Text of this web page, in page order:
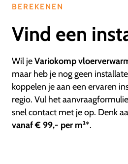
BEREKENEN
Vind een
Wil jeVariokomp
maar heb je nog geen
koppelen je aan een ervaren
regio. Vul het
snel contact met je op. Denk
vanaf € 99,- per m²*.